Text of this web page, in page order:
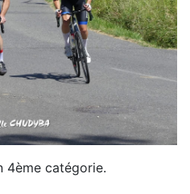
4ème catégorie.